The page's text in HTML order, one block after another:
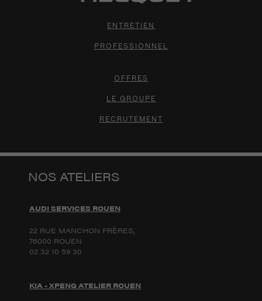
ENTRETIEN
PROFESSIONNEL
OFFRES
LE GROUPE
RECRUTEMENT
NOS ATELIERS
AUDI SERVICES ROUEN
22 RUE MANCHON FRÈRES,
76000 ROUEN
02 32 10 59 30
KIA - XPENG ATELIER ROUEN